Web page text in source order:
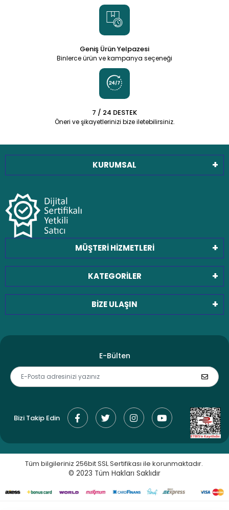
Geniş Ürün Yelpazesi
Binlerce ürün ve kampanya seçeneği
7 / 24 DESTEK
Öneri ve şikayetlerinizi bize iletebilirsiniz.
KURUMSAL
MÜŞTERİ HİZMETLERİ
KATEGORİLER
BİZE ULAŞIN
E-Bülten
Bizi Takip Edin
Tüm bilgileriniz 256bit SSL Sertifikası ile korunmaktadır.
© 2023 Tüm Hakları Saklıdır